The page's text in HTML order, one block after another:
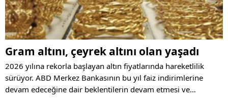
Gram altını, çeyrek altını olan yaşadı
2026 yılına rekorla başlayan altın fiyatlarında hareketlilik
sürüyor. ABD Merkez Bankasının bu yıl faiz indirimlerine
devam edeceğine dair beklentilerin devam etmesi ve